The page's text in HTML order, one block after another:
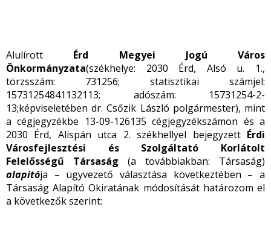
Alulírott Érd Megyei Jogú Város
Önkormányzata(székhelye: 2030 Érd, Alsó u. 1.,
törzsszám: 731256; statisztikai számjel:
15731254841132113; adószám: 15731254-2-
13;képviseletében dr. Csőzik László polgármester), mint
a cégjegyzékbe 13-09-126135 cégjegyzékszámon és a
2030 Érd, Alispán utca 2. székhellyel bejegyzett Érdi
Városfejlesztési és Szolgáltató Korlátolt
Felelősségű Társaság (a továbbiakban: Társaság)
alapítója – ügyvezető választása következtében – a
Társaság Alapító Okiratának módosítását határozom el
a következők szerint: